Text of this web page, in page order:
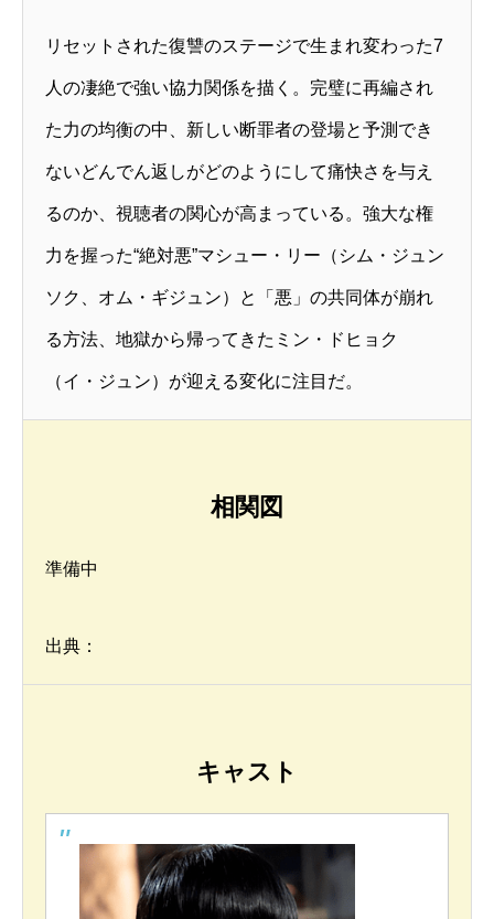
リセットされた復讐のステージで生まれ変わった7
人の凄絶で強い協力関係を描く。完璧に再編され
た力の均衡の中、新しい断罪者の登場と予測でき
ないどんでん返しがどのようにして痛快さを与え
るのか、視聴者の関心が高まっている。強大な権
力を握った“絶対悪”マシュー・リー（シム・ジュン
ソク、オム・ギジュン）と「悪」の共同体が崩れ
る方法、地獄から帰ってきたミン・ドヒョク
（イ・ジュン）が迎える変化に注目だ。
相関図
準備中
出典：
キャスト